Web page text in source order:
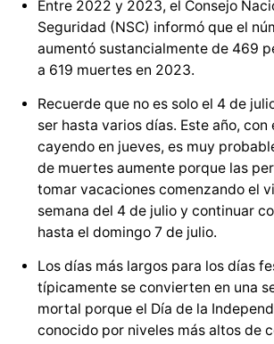
Entre 2022 y 2023, el Consejo
Seguridad (NSC) informó que el
aumentó sustancialmente de 469
a 619 muertes en 2023.
Recuerde que no es solo el 4 de
ser hasta varios días. Este año, con
cayendo en jueves, es muy
de muertes aumente porque las
tomar vacaciones comenzando el
semana del 4 de julio y continuar
hasta el domingo 7 de julio.
Los días más largos para los días
típicamente se convierten en una
mortal porque el Día de la
conocido por niveles más altos de